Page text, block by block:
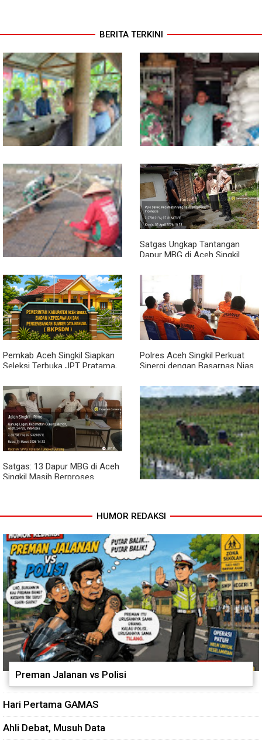
BERITA TERKINI
Sambil Ngopi, Plh. Pasiter
Kodim 0118/Subulussalam
Beri Motivasi Pemuda Calon
Peserta Seleksi Komcad
Lewat Komsos, Babinsa
Rundeng Pantau Stok dan
Harga Pupuk
Dari Bibit Jadi Harapan,
Babinsa Dampingi Warga
Kembangkan Semangka
Satgas Ungkap Tantangan
Dapur MBG di Aceh Singkil
Pemkab Aceh Singkil Siapkan
Seleksi Terbuka JPT Pratama,
Kinerja
Polres Aceh Singkil Perkuat
Sinergi dengan Basarnas Nias
Satgas: 13 Dapur MBG di Aceh
Singkil Masih Berproses
Pendampingan Babinsa
Tanaman Cabai
HUMOR REDAKSI
Preman Jalanan vs Polisi
Hari Pertama GAMAS
Ahli Debat, Musuh Data